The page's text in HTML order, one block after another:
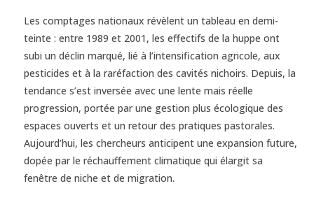
Les comptages nationaux révèlent un tableau en demi-
teinte : entre 1989 et 2001, les effectifs de la huppe ont
subi un déclin marqué, lié à l’intensification agricole, aux
pesticides et à la raréfaction des cavités nichoirs. Depuis, la
tendance s’est inversée avec une lente mais réelle
progression, portée par une gestion plus écologique des
espaces ouverts et un retour des pratiques pastorales.
Aujourd’hui, les chercheurs anticipent une expansion future,
dopée par le réchauffement climatique qui élargit sa
fenêtre de niche et de migration.